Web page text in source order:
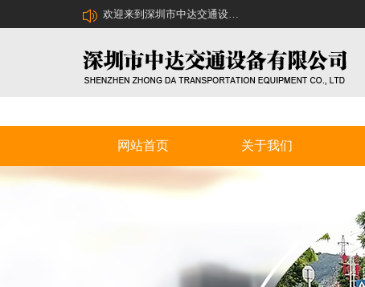
欢迎来到深圳市中达交通设备有限公司网站！
网站首页 关于我们